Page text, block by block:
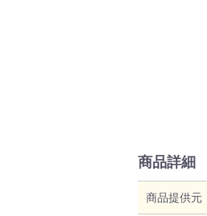
商品詳細
商品提供元